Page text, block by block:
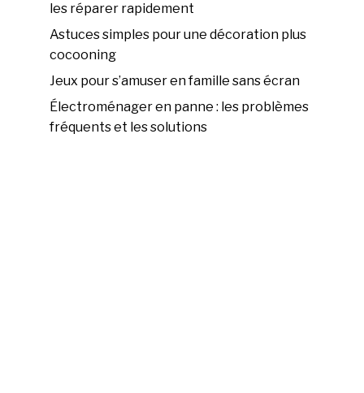
les réparer rapidement
Astuces simples pour une décoration plus
cocooning
Jeux pour s’amuser en famille sans écran
Électroménager en panne : les problèmes
fréquents et les solutions